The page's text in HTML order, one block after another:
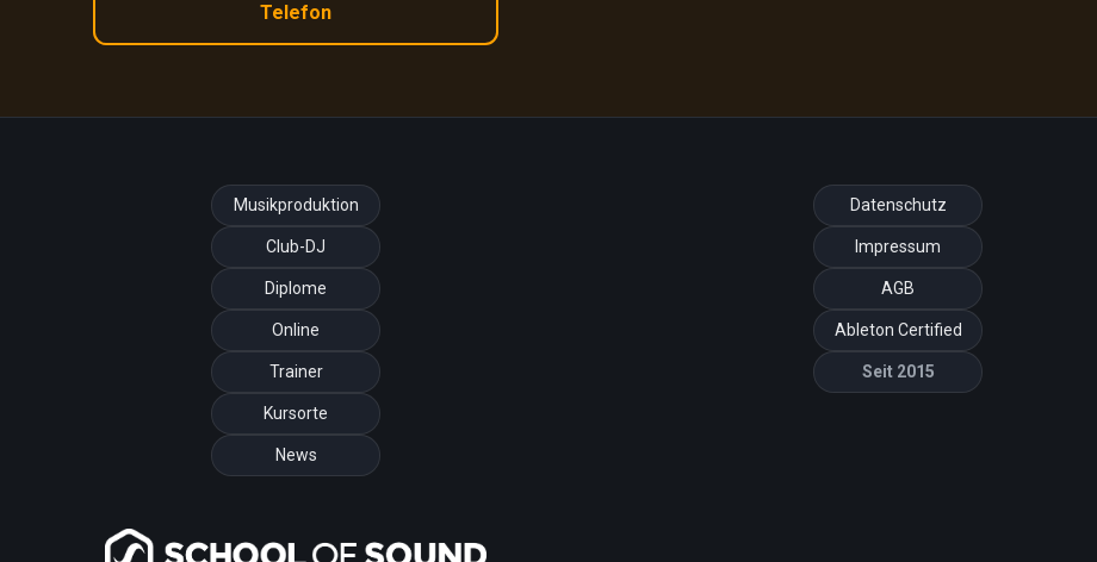
Telefon
Musikproduktion
Club-DJ
Diplome
Online
Trainer
Kursorte
News
Datenschutz
Impressum
AGB
Ableton Certified
Seit 2015